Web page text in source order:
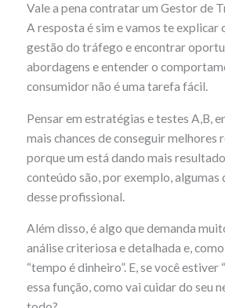
Vale a pena contratar um Gestor de
A resposta é sim e vamos te explicar
gestão do tráfego e encontrar
abordagens e entender o
consumidor não é uma tarefa fácil.
Pensar em estratégias e testes A,B,
mais chances de conseguir melhores
porque um está dando mais
conteúdo são, por exemplo, algumas
desse profissional.
Além disso, é algo que demanda
análise criteriosa e detalhada e,
“tempo é dinheiro”. E, se você estiver
essa função, como vai cuidar do seu